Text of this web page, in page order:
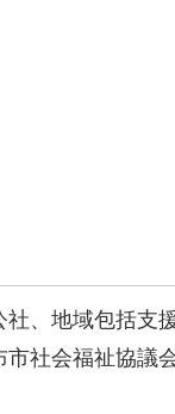
、地域包括支
社会福祉協議